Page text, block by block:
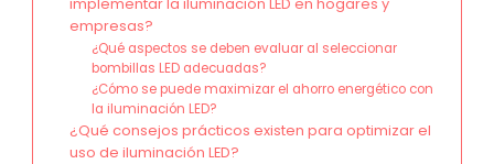
empresas?
¿Qué aspectos se deben evaluar al seleccionar
bombillas LED adecuadas?
¿Cómo se puede maximizar el ahorro energético con
la iluminación LED?
¿Qué consejos prácticos existen para optimizar el
uso de iluminación LED?